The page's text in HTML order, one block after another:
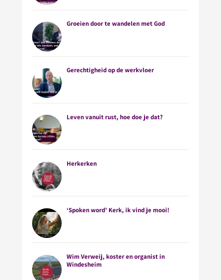
Groeien door te wandelen met God
Gerechtigheid op de werkvloer
Leven vanuit rust, hoe doe je dat?
Herkerken
‘Spoken word’ Kerk, ik vind je mooi!
Wim Verweij, koster en organist in
Windesheim